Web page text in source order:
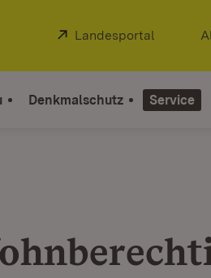
Extern:
Landesportal (Öffnet
Denkmalschutz Service